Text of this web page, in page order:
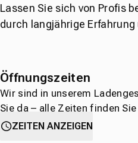
Lassen Sie sich von Profis
durch langjährige
Öffnungszeiten
Wir sind in unserem
Sie da – alle Zeiten finden
einen Blick.
ZEITEN ANZEIGEN